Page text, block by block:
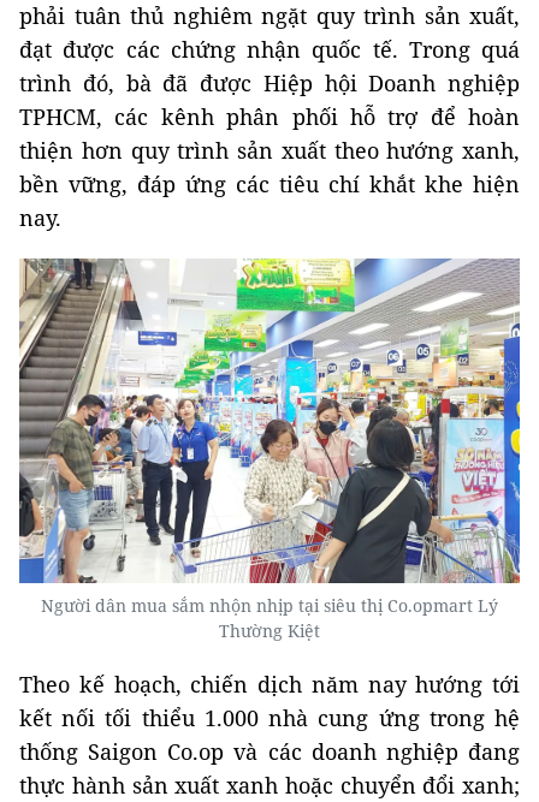
phải tuân thủ nghiêm ngặt quy trình sản xuất,
đạt được các chứng nhận quốc tế. Trong quá
trình đó, bà đã được Hiệp hội Doanh nghiệp
TPHCM, các kênh phân phối hỗ trợ để hoàn
thiện hơn quy trình sản xuất theo hướng xanh,
bền vững, đáp ứng các tiêu chí khắt khe hiện
nay.
Người dân mua sắm nhộn nhịp tại siêu thị Co.opmart Lý
Thường Kiệt
Theo kế hoạch, chiến dịch năm nay hướng tới
kết nối tối thiểu 1.000 nhà cung ứng trong hệ
thống Saigon Co.op và các doanh nghiệp đang
thực hành sản xuất xanh hoặc chuyển đổi xanh;